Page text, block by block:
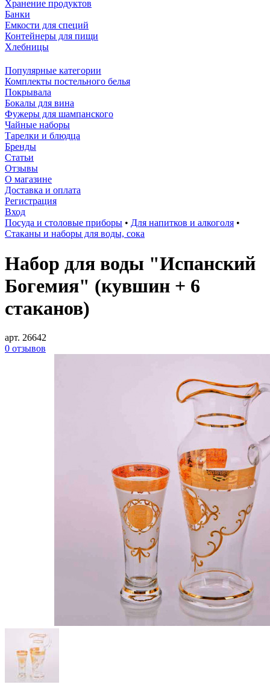
Хранение продуктов
Банки
Емкости для специй
Контейнеры для пищи
Хлебницы
Популярные категории
Комплекты постельного белья
Покрывала
Бокалы для вина
Фужеры для шампанского
Чайные наборы
Тарелки и блюдца
Бренды
Статьи
Отзывы
О магазине
Доставка и оплата
Регистрация
Вход
Посуда и столовые приборы • Для напитков и алкоголя •
Стаканы и наборы для воды, сока
Набор для воды "Испанский
Богемия" (кувшин + 6
стаканов)
арт. 26642
0 отзывов